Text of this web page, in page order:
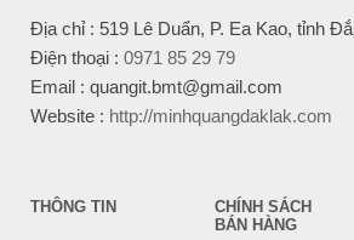
Địa chỉ : 519 Lê Duẩn, P. Ea Kao, tỉnh
Điện thoại : 0971 85 29 79
Email : quangit.bmt@gmail.com
Website : http://minhquangdaklak.com
THÔNG TIN
CHÍNH SÁCH
BÁN HÀNG